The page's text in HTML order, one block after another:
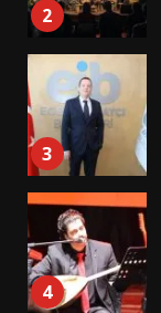
2
3
4